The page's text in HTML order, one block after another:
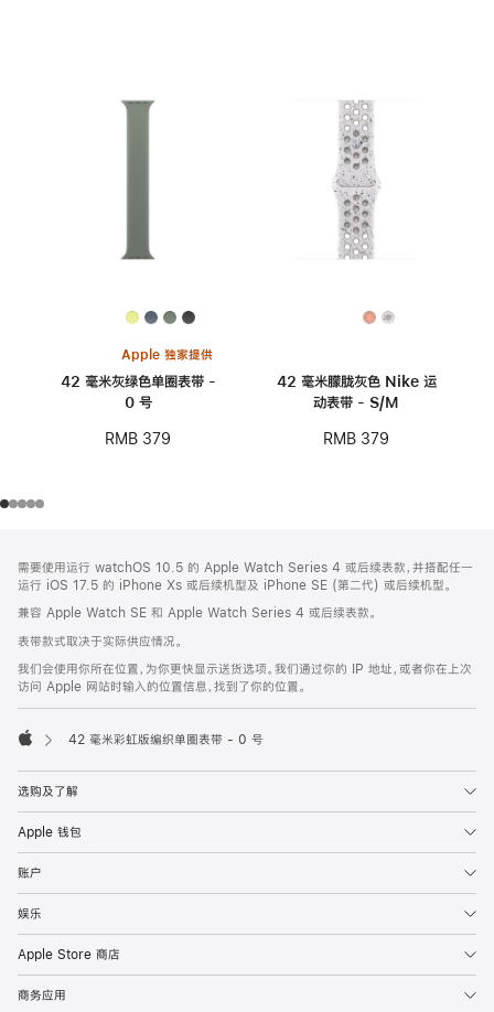
Apple 独家提供
42 毫米灰绿色单圈表带 -
0 号
RMB 379
42 毫米朦胧灰色 Nike 运
动表带 - S/M
RMB 379
页
页
脚
注
需要使用运行 watchOS 10.5 的 Apple Watch Series 4 或后续表款，并搭配任一
运行 iOS 17.5 的 iPhone Xs 或后续机型及 iPhone SE (第二代) 或后续机型。
兼容 Apple Watch SE 和 Apple Watch Series 4 或后续表款。
表带款式取决于实际供应情况。
我们会使用你所在位置，为你更快显示送货选项。我们通过你的 IP 地址，或者你在上次
访问 Apple 网站时输入的位置信息，找到了你的位置。
42 毫米彩虹版编织单圈表带 - 0 号
选购及了解
Apple 钱包
账户
娱乐
Apple Store 商店
商务应用